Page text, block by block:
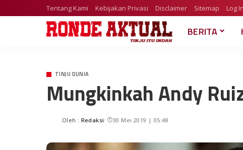
Tentang Kami Kebijakan Privasi Disclaimer Sitemap Log In
BERITA
TINJU DUNIA
Mungkinkah Andy
Oleh : Redaksi 30 Mei 2019 | 05:48